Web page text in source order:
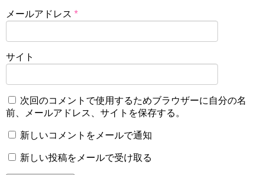
メールアドレス *
サイト
次回のコメントで使用するためブラウザーに自分の名
前、メールアドレス、サイトを保存する。
新しいコメントをメールで通知
新しい投稿をメールで受け取る